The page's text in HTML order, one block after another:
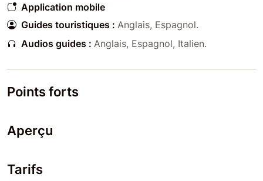
Application mobile
Guides touristiques : Anglais, Espagnol.
Audios guides : Anglais, Espagnol, Italien.
Points forts
Aperçu
Tarifs